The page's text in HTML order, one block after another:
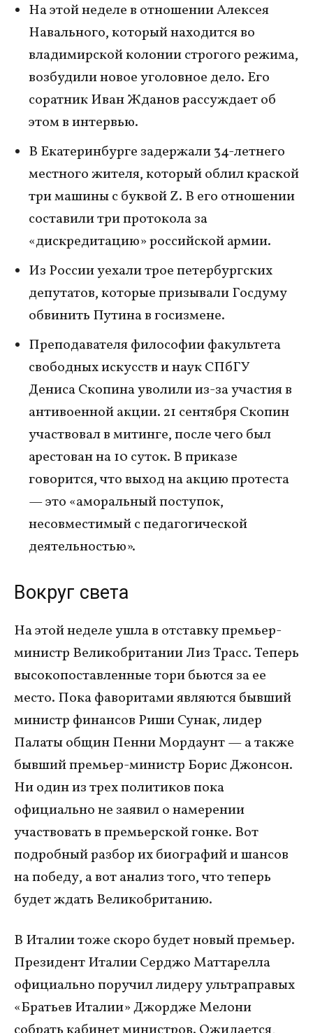
На этой неделе в отношении Алексея
Навального, который находится во
владимирской колонии строгого режима,
возбудили новое уголовное дело. Его
соратник Иван Жданов рассуждает об
этом в интервью.
В Екатеринбурге задержали 34-летнего
местного жителя, который облил краской
три машины с буквой Z. В его отношении
составили три протокола за
«дискредитацию» российской армии.
Из России уехали трое петербургских
депутатов, которые призывали Госдуму
обвинить Путина в госизмене.
Преподавателя философии факультета
свободных искусств и наук СПбГУ
Дениса Скопина уволили из-за участия в
антивоенной акции. 21 сентября Скопин
участвовал в митинге, после чего был
арестован на 10 суток. В приказе
говорится, что выход на акцию протеста
— это «аморальный поступок,
несовместимый с педагогической
деятельностью».
Вокруг света
На этой неделе ушла в отставку премьер-
министр Великобритании Лиз Трасс. Теперь
высокопоставленные тори бьются за ее
место. Пока фаворитами являются бывший
министр финансов Риши Сунак, лидер
Палаты общин Пенни Мордаунт — а также
бывший премьер-министр Борис Джонсон.
Ни один из трех политиков пока
официально не заявил о намерении
участвовать в премьерской гонке. Вот
подробный разбор их биографий и шансов
на победу, а вот анализ того, что теперь
будет ждать Великобританию.
В Италии тоже скоро будет новый премьер.
Президент Италии Серджо Маттарелла
официально поручил лидеру ультраправых
«Братьев Италии» Джордже Мелони